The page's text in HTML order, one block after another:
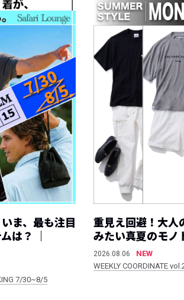
いま、最も注目
は？ ｜
7/30~8/5
重見え回避！大人
みたい真夏のモノ
2026.08.06
NEW
WEEKLY COORDINATE